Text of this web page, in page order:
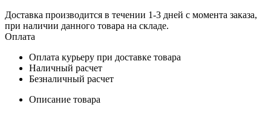
Доставка производится в течении 1-3 дней с момента заказа,
при наличии данного товара на складе.
Оплата
Оплата курьеру при доставке товара
Наличный расчет
Безналичный расчет
Описание товара